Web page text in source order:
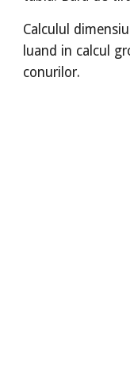
Calculul
luand in calcul
conurilor.